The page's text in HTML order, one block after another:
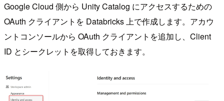
Google Cloud 側から Unity Catalog にアクセスするための
OAuth クライアントを Databricks 上で作成します。アカウ
ントコンソールから OAuth クライアントを追加し、Client
ID とシークレットを取得しておきます。